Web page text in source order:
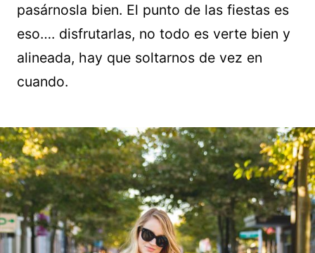
pasárnosla bien. El punto de las fiestas es
eso…. disfrutarlas, no todo es verte bien y
alineada, hay que soltarnos de vez en
cuando.